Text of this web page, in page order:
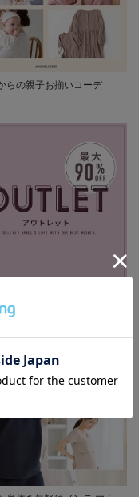
らの親子お揃いコーデ